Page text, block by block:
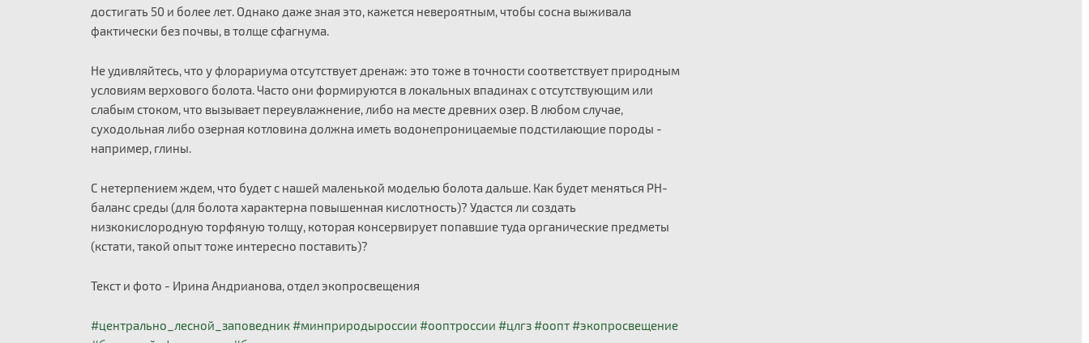
достигать 50 и более лет. Однако даже зная это, кажется невероятным, чтобы сосна выживала
фактически без почвы, в толще сфагнума.
Не удивляйтесь, что у флорариума отсутствует дренаж: это тоже в точности соответствует природным
условиям верхового болота. Часто они формируются в локальных впадинах с отсутствующим или
слабым стоком, что вызывает переувлажнение, либо на месте древних озер. В любом случае,
суходольная либо озерная котловина должна иметь водонепроницаемые подстилающие породы -
например, глины.
С нетерпением ждем, что будет с нашей маленькой моделью болота дальше. Как будет меняться PH-
баланс среды (для болота характерна повышенная кислотность)? Удастся ли создать
низкокислородную торфяную толщу, которая консервирует попавшие туда органические предметы
(кстати, такой опыт тоже интересно поставить)?
Текст и фото - Ирина Андрианова, отдел экопросвещения
#центрально_лесной_заповедник#минприродыроссии #ооптроссии #цлгз#оопт#экопросвещение